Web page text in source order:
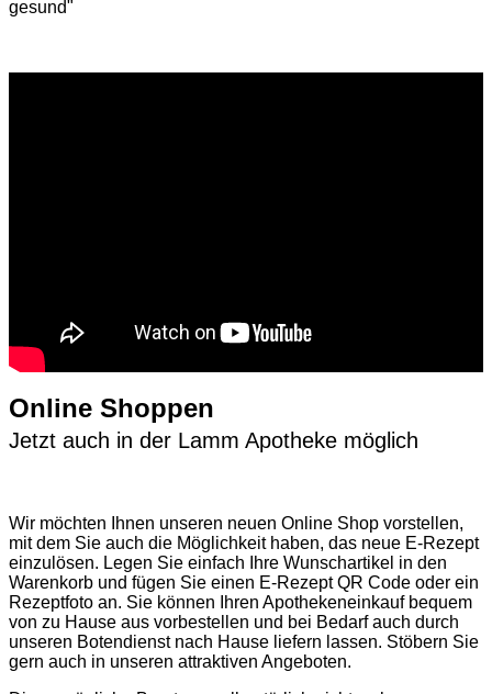
gesund"
Online Shoppen
Jetzt auch in der Lamm Apotheke möglich
Wir möchten Ihnen unseren neuen Online Shop vorstellen,
mit dem Sie auch die Möglichkeit haben, das neue E-Rezept
einzulösen. Legen Sie einfach Ihre Wunschartikel in den
Warenkorb und fügen Sie einen E-Rezept QR Code oder ein
Rezeptfoto an. Sie können Ihren Apothekeneinkauf bequem
von zu Hause aus vorbestellen und bei Bedarf auch durch
unseren Botendienst nach Hause liefern lassen. Stöbern Sie
gern auch in unseren attraktiven Angeboten.